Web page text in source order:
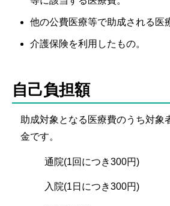
他の公費医療等で助成される医
介護保険を利用したもの。
自己負担額
助成対象となる医療費のうち対象
金です。
通院(1回につき300円)
入院(1日につき300円)